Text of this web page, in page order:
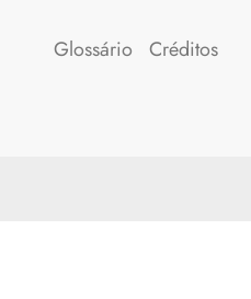
Glossário Créditos